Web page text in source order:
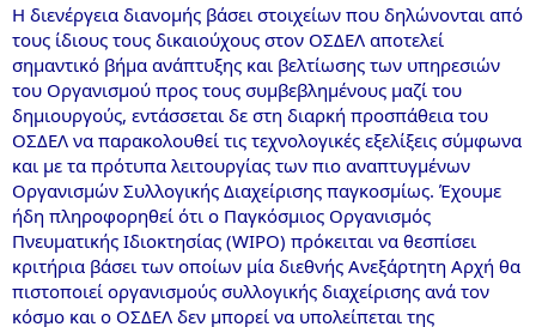
Η διενέργεια διανομής βάσει στοιχείων που δηλώνονται από
τους ίδιους τους δικαιούχους στον ΟΣΔΕΛ αποτελεί
σημαντικό βήμα ανάπτυξης και βελτίωσης των υπηρεσιών
του Οργανισμού προς τους συμβεβλημένους μαζί του
δημιουργούς, εντάσσεται δε στη διαρκή προσπάθεια του
ΟΣΔΕΛ να παρακολουθεί τις τεχνολογικές εξελίξεις σύμφωνα
και με τα πρότυπα λειτουργίας των πιο αναπτυγμένων
Οργανισμών Συλλογικής Διαχείρισης παγκοσμίως. Έχουμε
ήδη πληροφορηθεί ότι ο Παγκόσμιος Οργανισμός
Πνευματικής Ιδιοκτησίας (WIPO) πρόκειται να θεσπίσει
κριτήρια βάσει των οποίων μία διεθνής Ανεξάρτητη Αρχή θα
πιστοποιεί οργανισμούς συλλογικής διαχείρισης ανά τον
κόσμο και ο ΟΣΔΕΛ δεν μπορεί να υπολείπεται της